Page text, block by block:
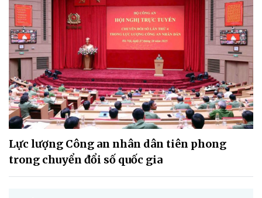
Lực lượng Công an nhân dân tiên phong
trong chuyển đổi số quốc gia